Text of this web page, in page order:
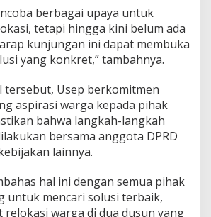
a
n
S
o
s
i
R
e
o
a
s
i
berbagai upaya untuk
tetapi hingga kini belum ada
kunjungan ini dapat membuka
yang konkret,” tambahnya.
tersebut, Usep berkomitmen
aspirasi warga kepada pihak
bahwa langkah-langkah
bersama anggota DPRD
lainnya.
hal ini dengan semua pihak
untuk mencari solusi terbaik,
warga di dua dusun yang